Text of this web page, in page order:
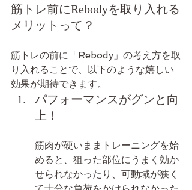
筋トレ前にRebodyを取り入れる
メリットって？
筋トレの前に「Rebody」の考え方を取
り入れることで、以下のような嬉しい
効果が期待できます。
パフォーマンスがグンと向
上！
筋肉が硬いままトレーニングを始
めると、狙った部位にうまく効か
せられなかったり、可動域が狭く